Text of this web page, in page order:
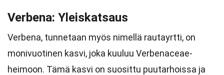
Verbena: Yleiskatsaus
Verbena, tunnetaan myös nimellä rautayrtti, on
monivuotinen kasvi, joka kuuluu Verbenaceae-
heimoon. Tämä kasvi on suosittu puutarhoissa ja